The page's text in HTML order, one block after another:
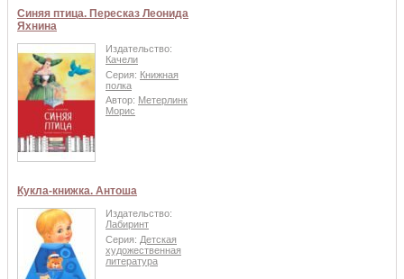
Синяя птица. Пересказ Леонида
Яхнина
Издательство:
Качели
Серия: Книжная
полка
Автор: Метерлинк
Морис
Кукла-книжка. Антоша
Издательство:
Лабиринт
Серия: Детская
художественная
литература